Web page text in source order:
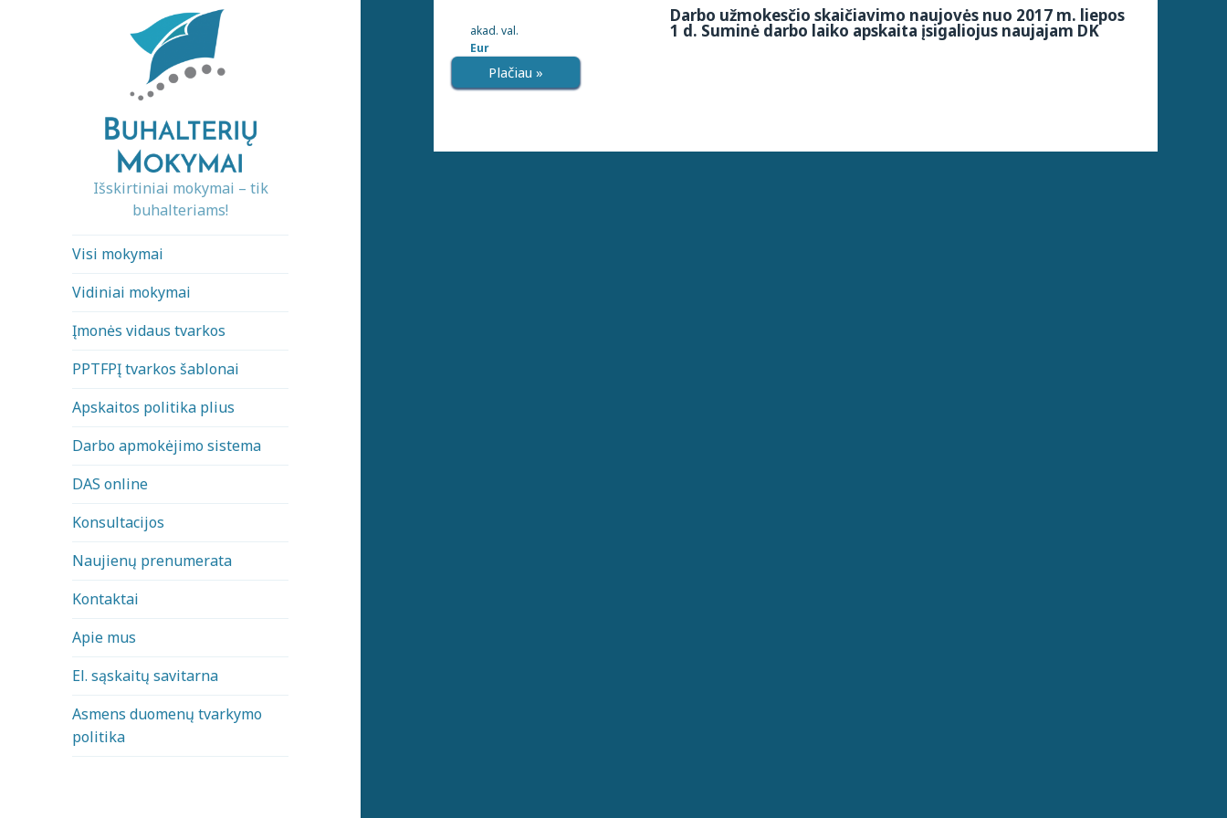
Išskirtiniai mokymai – tik
buhalteriams!
Visi mokymai
Vidiniai mokymai
Įmonės vidaus tvarkos
PPTFPĮ tvarkos šablonai
Apskaitos politika plius
Darbo apmokėjimo sistema
DAS online
Konsultacijos
Naujienų prenumerata
Kontaktai
Apie mus
El. sąskaitų savitarna
Asmens duomenų tvarkymo
politika
Darbo užmokesčio skaičiavimo naujovės nuo 2017 m. liepos
1 d. Suminė darbo laiko apskaita įsigaliojus naujajam DK
akad. val.
Eur
Plačiau »